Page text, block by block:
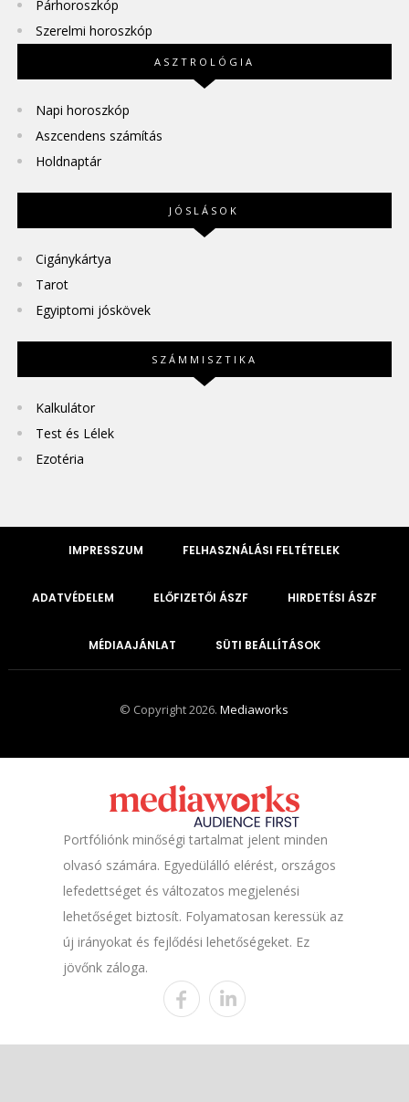
Párhoroszkóp
Szerelmi horoszkóp
ASZTROLÓGIA
Napi horoszkóp
Aszcendens számítás
Holdnaptár
JÓSLÁSOK
Cigánykártya
Tarot
Egyiptomi jóskövek
SZÁMMISZTIKA
Kalkulátor
Test és Lélek
Ezotéria
IMPRESSZUM FELHASZNÁLÁSI FELTÉTELEK
ADATVÉDELEM ELŐFIZETŐI ÁSZF HIRDETÉSI ÁSZF
MÉDIAAJÁNLAT SÜTI BEÁLLÍTÁSOK
© Copyright 2026.Mediaworks
Portfóliónk minőségi tartalmat jelent minden
olvasó számára. Egyedülálló elérést, országos
lefedettséget és változatos megjelenési
lehetőséget biztosít. Folyamatosan keressük az
új irányokat és fejlődési lehetőségeket. Ez
jövőnk záloga.